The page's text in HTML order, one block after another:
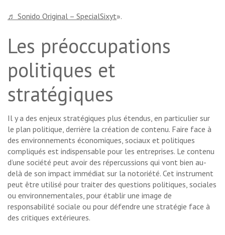
♬ Sonido Original – SpecialSixyt».
Les préoccupations
politiques et
stratégiques
Il y a des enjeux stratégiques plus étendus, en particulier sur
le plan politique, derrière la création de contenu. Faire face à
des environnements économiques, sociaux et politiques
compliqués est indispensable pour les entreprises. Le contenu
d’une société peut avoir des répercussions qui vont bien au-
delà de son impact immédiat sur la notoriété. Cet instrument
peut être utilisé pour traiter des questions politiques, sociales
ou environnementales, pour établir une image de
responsabilité sociale ou pour défendre une stratégie face à
des critiques extérieures.